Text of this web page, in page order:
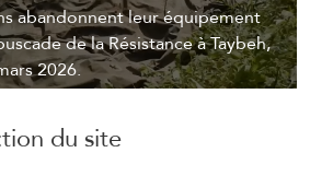
abandonnent leur équipement
de la Résistance à Taybeh,
2026.
du site